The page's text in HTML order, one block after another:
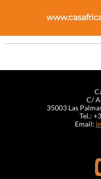
C/
35003 Las
Tel.:
Email: